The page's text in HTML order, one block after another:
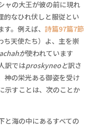
ャの大王が彼の前に現れ
的なひれ伏しと服従とい
。例えば、 詩篇97篇7節
ち天使たち）よ、主を崇
が使われています
訳ではproskyneoと訳さ
神の栄光ある御姿を受け
示すことは、次のことか
と海の中にあるすべての